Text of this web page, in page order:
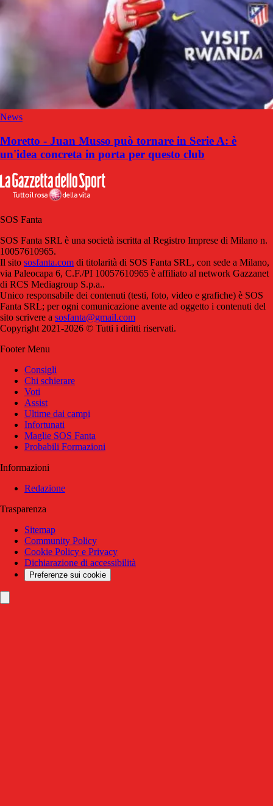
News
Moretto - Juan Musso può tornare in Serie A: è
un'idea concreta in porta per questo club
SOS Fanta
SOS Fanta SRL è una società iscritta al Registro Imprese di Milano n.
10057610965.
Il sito sosfanta.com di titolarità di SOS Fanta SRL, con sede a Milano,
via Paleocapa 6, C.F./PI 10057610965 è affiliato al network Gazzanet
di RCS Mediagroup S.p.a..
Unico responsabile dei contenuti (testi, foto, video e grafiche) è SOS
Fanta SRL; per ogni comunicazione avente ad oggetto i contenuti del
sito scrivere a sosfanta@gmail.com
Copyright 2021-2026 © Tutti i diritti riservati.
Footer Menu
Consigli
Chi schierare
Voti
Assist
Ultime dai campi
Infortunati
Maglie SOS Fanta
Probabili Formazioni
Informazioni
Redazione
Trasparenza
Sitemap
Community Policy
Cookie Policy e Privacy
Dichiarazione di accessibilità
Preferenze sui cookie